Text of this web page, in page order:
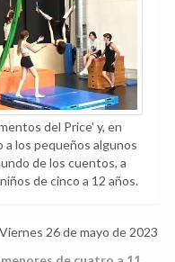
del Price' y, en
los pequeños algunos
de los cuentos, a
de cinco a 12 años.
Viernes 26 de mayo de 2023